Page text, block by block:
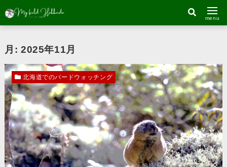
menu
月: 2025年11月
北海道でのバードウォッチング